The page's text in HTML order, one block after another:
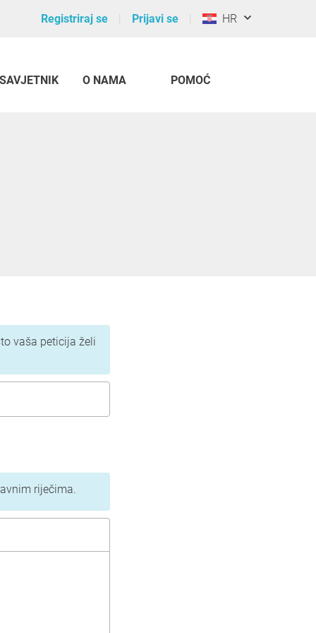
Registriraj se Prijavi se HR
SAVJETNIK O NAMA POMOĆ
vaša peticija želi
riječima.